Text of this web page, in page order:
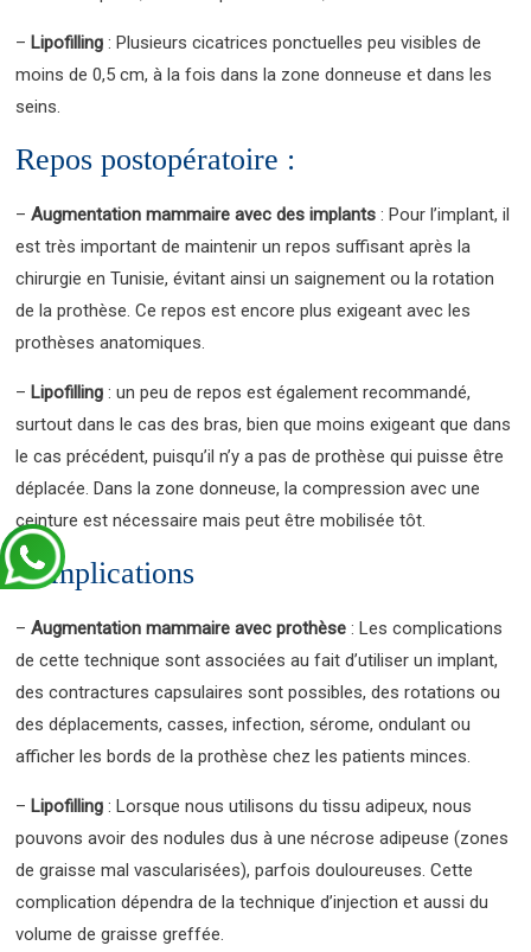
– Lipofilling : Plusieurs cicatrices ponctuelles peu visibles de
moins de 0,5 cm, à la fois dans la zone donneuse et dans les
seins.
Repos postopératoire :
–Augmentation mammaire avec des implants : Pour l’implant, il
est très important de maintenir un repos suffisant après la
chirurgie en Tunisie, évitant ainsi un saignement ou la rotation
de la prothèse. Ce repos est encore plus exigeant avec les
prothèses anatomiques.
– Lipofilling : un peu de repos est également recommandé,
surtout dans le cas des bras, bien que moins exigeant que dans
le cas précédent, puisqu’il n’y a pas de prothèse qui puisse être
déplacée. Dans la zone donneuse, la compression avec une
ceinture est nécessaire mais peut être mobilisée tôt.
Complications
–Augmentation mammaire avec prothèse : Les complications
de cette technique sont associées au fait d’utiliser un implant,
des contractures capsulaires sont possibles, des rotations ou
des déplacements, casses, infection, sérome, ondulant ou
afficher les bords de la prothèse chez les patients minces.
– Lipofilling : Lorsque nous utilisons du tissu adipeux, nous
pouvons avoir des nodules dus à une nécrose adipeuse (zones
de graisse mal vascularisées), parfois douloureuses. Cette
complication dépendra de la technique d’injection et aussi du
volume de graisse greffée.